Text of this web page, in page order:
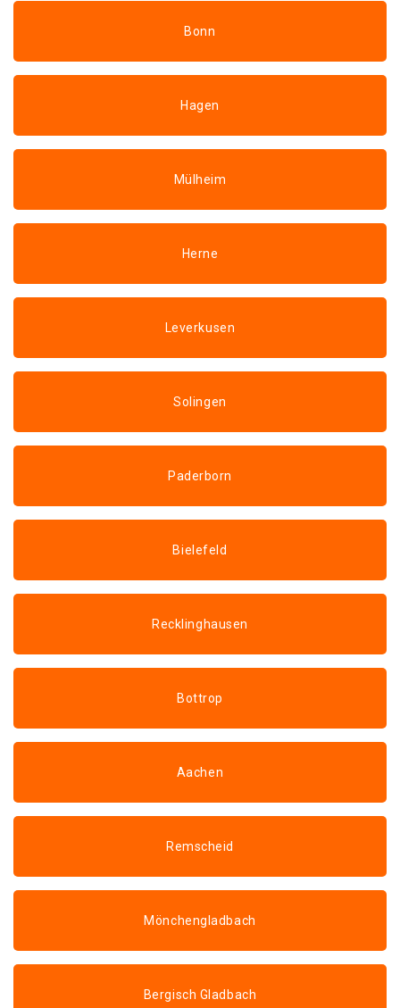
Bonn
Hagen
Mülheim
Herne
Leverkusen
Solingen
Paderborn
Bielefeld
Recklinghausen
Bottrop
Aachen
Remscheid
Mönchengladbach
Bergisch Gladbach